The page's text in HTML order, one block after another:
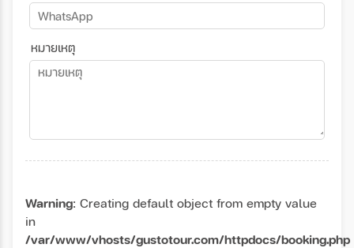
หมายเหตุ
Warning: Creating default object from empty value
in
/var/www/vhosts/gustotour.com/httpdocs/booking.php